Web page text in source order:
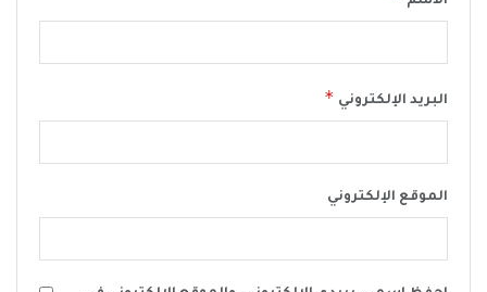
البريد الإلكتروني *
الموقع الإلكتروني